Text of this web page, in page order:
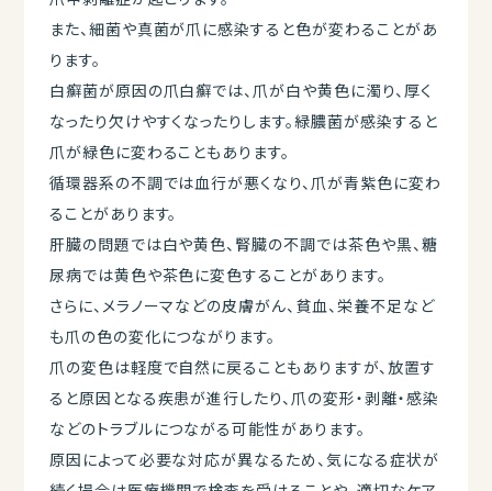
また、細菌や真菌が爪に感染すると色が変わることがあ
ります。
白癬菌が原因の爪白癬では、爪が白や黄色に濁り、厚く
なったり欠けやすくなったりします。緑膿菌が感染すると
爪が緑色に変わることもあります。
循環器系の不調では血行が悪くなり、爪が青紫色に変わ
ることがあります。
肝臓の問題では白や黄色、腎臓の不調では茶色や黒、糖
尿病では黄色や茶色に変色することがあります。
さらに、メラノーマなどの皮膚がん、貧血、栄養不足など
も爪の色の変化につながります。
爪の変色は軽度で自然に戻ることもありますが、放置す
ると原因となる疾患が進行したり、爪の変形・剥離・感染
などのトラブルにつながる可能性があります。
原因によって必要な対応が異なるため、気になる症状が